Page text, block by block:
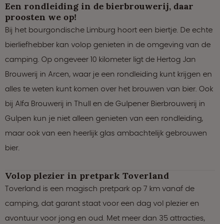
Een rondleiding in de bierbrouwerij, daar
proosten we op!
Bij het bourgondische Limburg hoort een biertje. De echte
bierliefhebber kan volop genieten in de omgeving van de
camping. Op ongeveer 10 kilometer ligt de Hertog Jan
Brouwerij in Arcen, waar je een rondleiding kunt krijgen en
alles te weten kunt komen over het brouwen van bier. Ook
bij Alfa Brouwerij in Thull en de Gulpener Bierbrouwerij in
Gulpen kun je niet alleen genieten van een rondleiding,
maar ook van een heerlijk glas ambachtelijk gebrouwen
bier.
Volop plezier in pretpark Toverland
Toverland is een magisch pretpark op 7 km vanaf de
camping, dat garant staat voor een dag vol plezier en
avontuur voor jong en oud. Met meer dan 35 attracties,